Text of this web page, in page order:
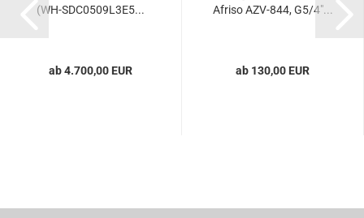
(WH-SDC0509L3E5...
ab 4.700,00 EUR
Afriso AZV-844, G5/4"...
ab 130,00 EUR